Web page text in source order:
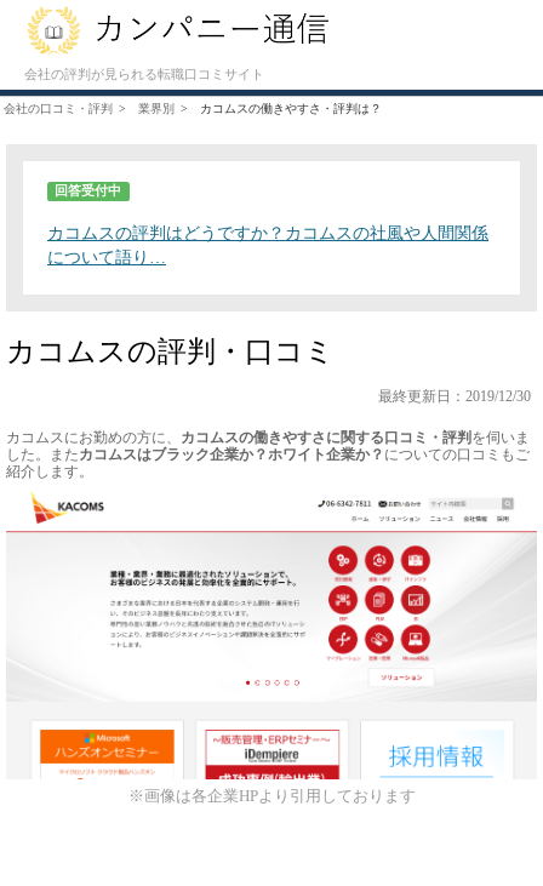
会社の評判が見られる転職口コミサイト
会社の口コミ・評判 業界別 カコムスの働きやすさ・評判は？
回答受付中
カコムスの評判はどうですか？カコムスの社風や人間関係
について語り…
カコムスの評判・口コミ
最終更新日：2019/12/30
カコムスにお勤めの方に、 カコムスの働きやすさに関する口コミ・評判 を伺いま
した。またカコムスはブラック企業か？ホワイト企業か？ についての口コミもご
紹介します。
※画像は各企業HPより引用しております